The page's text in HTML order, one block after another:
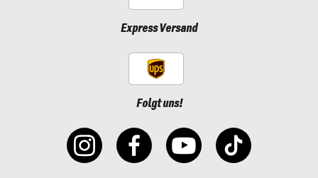
Express Versand
Folgt uns!